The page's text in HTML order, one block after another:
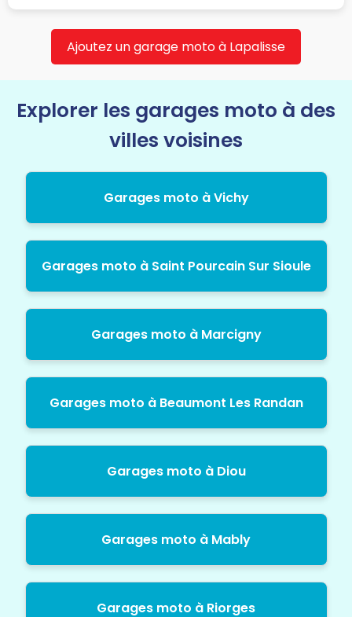
Ajoutez un garage moto à Lapalisse
Explorer les garages moto à des
villes voisines
Garages moto à Vichy
Garages moto à Saint Pourcain Sur Sioule
Garages moto à Marcigny
Garages moto à Beaumont Les Randan
Garages moto à Diou
Garages moto à Mably
Garages moto à Riorges